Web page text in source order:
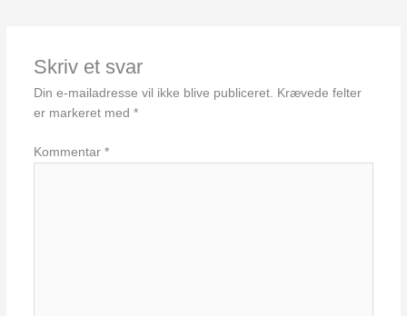
Skriv et svar
Din e-mailadresse vil ikke blive publiceret. Krævede felter
er markeret med *
Kommentar *